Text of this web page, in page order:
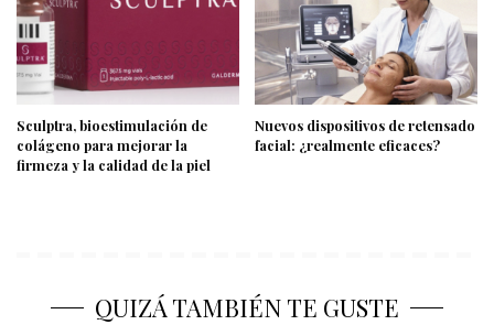
Sculptra, bioestimulación de
colágeno para mejorar la
firmeza y la calidad de la piel
Nuevos dispositivos de retensado
facial: ¿realmente eficaces?
QUIZÁ TAMBIÉN TE GUSTE